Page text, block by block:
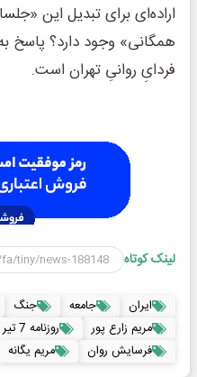
اراده‌ای برای تبدیل این
همگانی» وجود دارد؟ پاسخ
فردایِ روانیِ تهران است.
لینک کوتاه
ایران جامعه جنگ
مریم زارع پور
روزنامه 7 تیر
فرسایش روان
مریم یگانه